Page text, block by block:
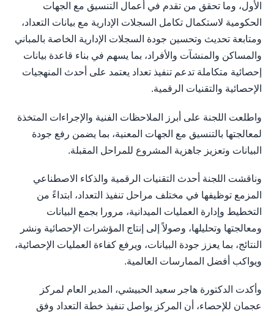
الأول، وما تحقق من تقدم في أعمال التنسيق مع الجهات
الحكومية لاستكمال تكامل السجلات الإدارية مع بيانات التعداد،
ومتابعة تحديث وتحسين جودة السجلات الإدارية الخاصة بالمباني
والمساكن والمنشآت والأفراد، بما يسهم في بناء قاعدة بيانات
إحصائية متكاملة تدعم تنفيذ تعداد يعتمد على أحدث المنهجيات
الإحصائية والتقنيات الرقمية.
واطلعت اللجنة على أبرز الملاحظات الفنية والإجراءات المتخذة
لمعالجتها بالتنسيق مع الجهات المعنية، بما يضمن رفع جودة
البيانات وتعزيز جاهزية المشروع للمراحل المقبلة.
وناقشت اللجنة أحدث التقنيات الرقمية والذكاء الاصطناعي
المزمع توظيفها في مختلف مراحل تنفيذ التعداد، ابتداءً من
التخطيط وإدارة العمليات الميدانية، مرورا بجمع البيانات
ومعالجتها وتحليلها، وصولاً إلى إنتاج المؤشرات الإحصائية ونشر
النتائج، بما يعزز جودة البيانات، ويرفع كفاءة العمليات الإحصائية،
ويواكب أفضل الممارسات العالمية.
وأكدت الدكتورة هاجر سعيد الحبيشي، المدير العام لمركز
عجمان للإحصاء، أن المركز يواصل تنفيذ خطة التعداد وفق